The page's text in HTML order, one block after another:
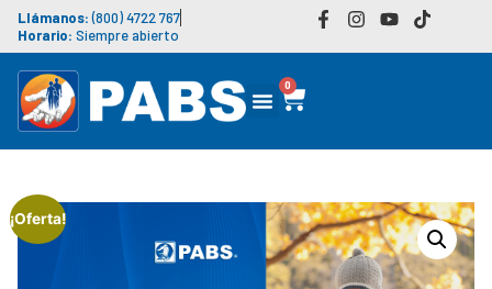
Llámanos:(800) 4722 767
Horario: Siempre abierto
0
¡Oferta!